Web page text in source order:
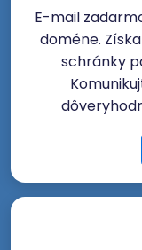
E-mail
doméne.
schránky